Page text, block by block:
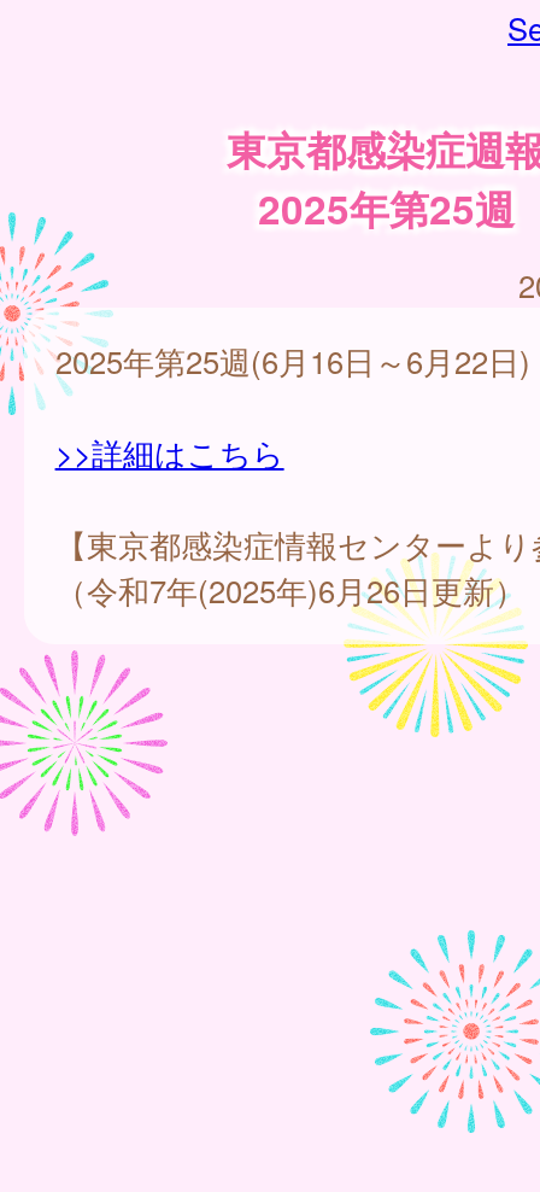
東京都感染症週
2025年第25週
2025年第25週(6月16日～6月22日)
>>詳細はこちら
【東京都感染症情報センターよ
（令和7年(2025年)6月26日更新）